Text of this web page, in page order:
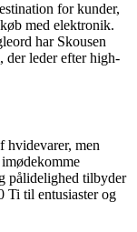
for kunder,
med elektronik.
har Skousen
der leder efter high-
men
pålidelighed tilbyder
til entusiaster og